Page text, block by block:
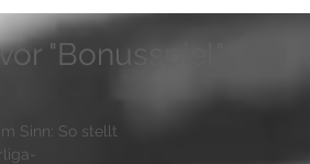
"Bonusspiel"
Sinn: So stellt